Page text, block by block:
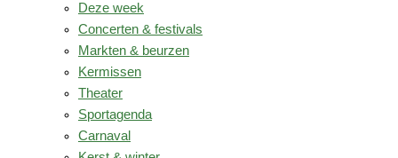
Deze week
Concerten & festivals
Markten & beurzen
Kermissen
Theater
Sportagenda
Carnaval